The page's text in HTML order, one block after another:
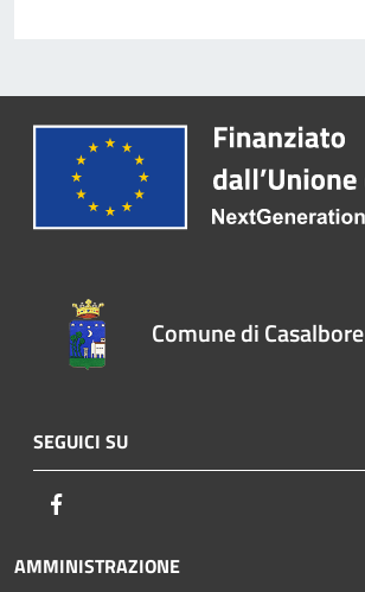
Comune di Casalbore
SEGUICI SU
AMMINISTRAZIONE